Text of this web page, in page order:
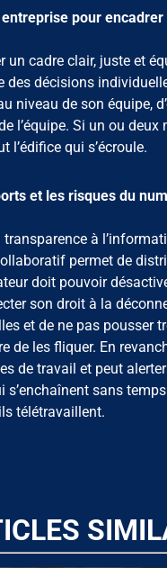
pour
un cadre clair, juste et
des décisions
niveau de son
l’équipe. Si un ou
l’édifice qui s’écroule.
et les risques du
à
permet de
doit pouvoir
son droit à la
et de ne pas pousser
de les fliquer. En
de travail et peut
s’enchaînent sans
télétravaillent.